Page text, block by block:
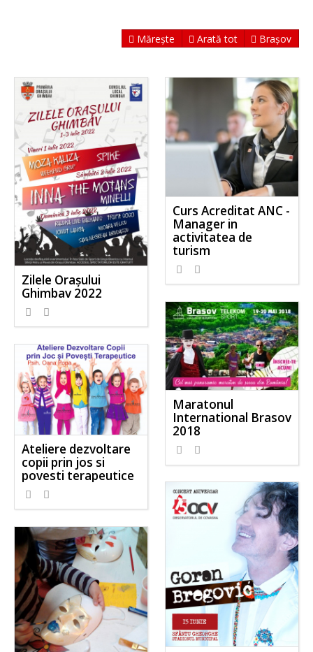
Mărește Arată tot Brașov
Zilele Orașului
Ghimbav 2022
Curs Acreditat ANC -
Manager in
activitatea de
turism
Maratonul
International Brasov
2018
Ateliere dezvoltare
copii prin jos si
povesti terapeutice